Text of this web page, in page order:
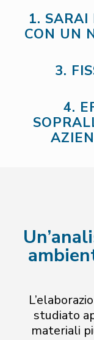
1. SARAI
CON UN
3.
4.
Un’
studiato
materiali